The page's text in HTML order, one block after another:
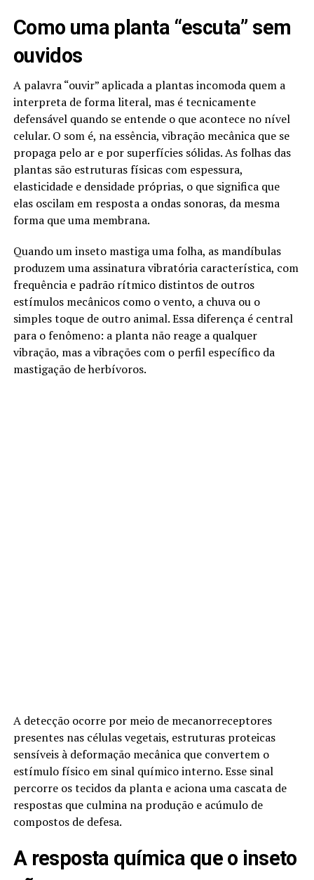
Como uma planta “escuta” sem
ouvidos
A palavra “ouvir” aplicada a plantas incomoda quem a
interpreta de forma literal, mas é tecnicamente
defensável quando se entende o que acontece no nível
celular. O som é, na essência, vibração mecânica que se
propaga pelo ar e por superfícies sólidas. As folhas das
plantas são estruturas físicas com espessura,
elasticidade e densidade próprias, o que significa que
elas oscilam em resposta a ondas sonoras, da mesma
forma que uma membrana.
Quando um inseto mastiga uma folha, as mandíbulas
produzem uma assinatura vibratória característica, com
frequência e padrão rítmico distintos de outros
estímulos mecânicos como o vento, a chuva ou o
simples toque de outro animal. Essa diferença é central
para o fenômeno: a planta não reage a qualquer
vibração, mas a vibrações com o perfil específico da
mastigação de herbívoros.
A detecção ocorre por meio de mecanorreceptores
presentes nas células vegetais, estruturas proteicas
sensíveis à deformação mecânica que convertem o
estímulo físico em sinal químico interno. Esse sinal
percorre os tecidos da planta e aciona uma cascata de
respostas que culmina na produção e acúmulo de
compostos de defesa.
A resposta química que o inseto